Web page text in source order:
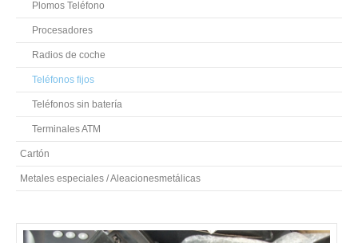
Plomos Teléfono
Procesadores
Radios de coche
Teléfonos fijos
Teléfonos sin batería
Terminales ATM
Cartón
Metales especiales / Aleacionesmetálicas